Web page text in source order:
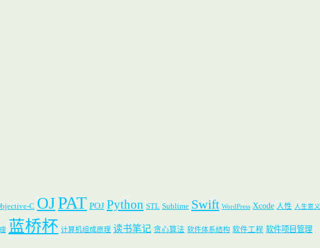
C OJPAT POJ Python STL Sublime Swift WordPress Xcode 人性 人生意义
蓝桥杯 计算机组成原理 读书笔记 贪心算法 软件体系结构 软件工程 软件项目管理